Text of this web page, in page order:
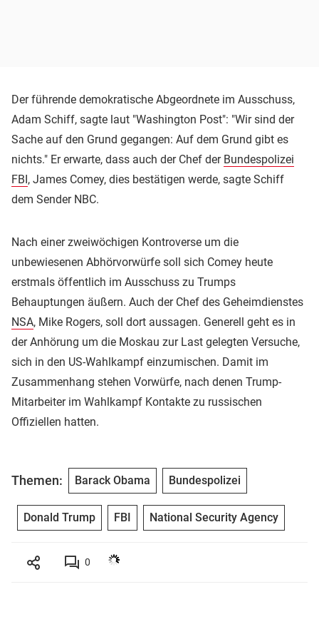
Der führende demokratische Abgeordnete im Ausschuss,
Adam Schiff, sagte laut "Washington Post": "Wir sind der
Sache auf den Grund gegangen: Auf dem Grund gibt es
nichts." Er erwarte, dass auch der Chef der Bundespolizei
FBI, James Comey, dies bestätigen werde, sagte Schiff
dem Sender NBC.
Nach einer zweiwöchigen Kontroverse um die
unbewiesenen Abhörvorwürfe soll sich Comey heute
erstmals öffentlich im Ausschuss zu Trumps
Behauptungen äußern. Auch der Chef des Geheimdienstes
NSA, Mike Rogers, soll dort aussagen. Generell geht es in
der Anhörung um die Moskau zur Last gelegten Versuche,
sich in den US-Wahlkampf einzumischen. Damit im
Zusammenhang stehen Vorwürfe, nach denen Trump-
Mitarbeiter im Wahlkampf Kontakte zu russischen
Offiziellen hatten.
Themen: Barack Obama Bundespolizei
Donald Trump FBI National Security Agency
0